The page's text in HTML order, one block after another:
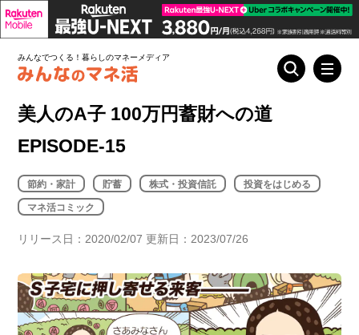
みんなでつくる！暮らしのマネーメディア
美人のA子 100万円蓄財への道
EPISODE-15
節約・家計 貯蓄 株式・投資信託 投資をはじめる
マネ活コミック
リリース日：2020/02/07 更新日：2023/07/26